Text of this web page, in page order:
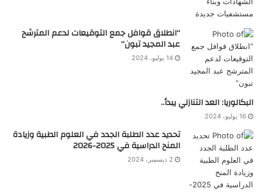
“انطلاق قوافل جمع التوقيعات لدعم المترشح
عبد المجيد تبون”
14 يوليو، 2024
البكالوريا: العد التنازلي يبدأ..
16 يوليو، 2024
تحديد عدد الطلبة الجدد في العلوم الطبية وزيادة
المنح الدراسية في 2025-2026
2 ديسمبر، 2024